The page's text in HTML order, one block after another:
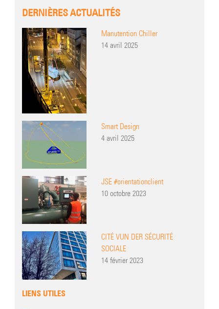
DERNIÈRES ACTUALITÉS
Manutention Chiller
14 avril 2025
Smart Design
4 avril 2025
JSE #orientationclient
10 octobre 2023
CITÉ VUN DER SÉCURITÉ
SOCIALE
14 février 2023
LIENS UTILES